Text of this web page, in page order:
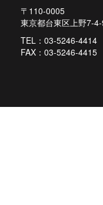
〒110-0005
東京都台東区上野7-
TEL：03-5246-4414
FAX：03-5246-4415